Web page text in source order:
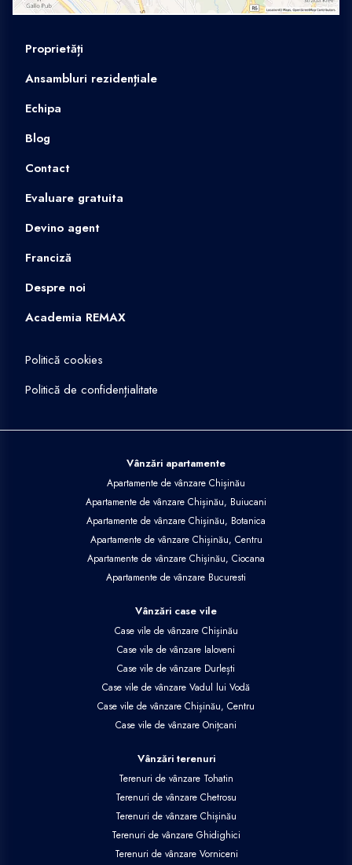
Proprietăți
Ansambluri rezidențiale
Echipa
Blog
Contact
Evaluare gratuita
Devino agent
Franciză
Despre noi
Academia REMAX
Politică cookies
Politică de confidențialitate
Vânzări apartamente
Apartamente de vânzare Chișinău
Apartamente de vânzare Chișinău, Buiucani
Apartamente de vânzare Chișinău, Botanica
Apartamente de vânzare Chișinău, Centru
Apartamente de vânzare Chișinău, Ciocana
Apartamente de vânzare Bucuresti
Vânzări case vile
Case vile de vânzare Chișinău
Case vile de vânzare Ialoveni
Case vile de vânzare Durlești
Case vile de vânzare Vadul lui Vodă
Case vile de vânzare Chișinău, Centru
Case vile de vânzare Onițcani
Vânzări terenuri
Terenuri de vânzare Tohatin
Terenuri de vânzare Chetrosu
Terenuri de vânzare Chișinău
Terenuri de vânzare Ghidighici
Terenuri de vânzare Vorniceni